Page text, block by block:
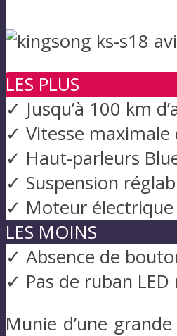
LES PLUS
✓ Jusqu’à 100 km
✓ Vitesse
✓ Haut-parleurs
✓ Suspension
✓ Moteur
LES MOINS
✓ Absence de
✓ Pas de ruban
Munie d’une